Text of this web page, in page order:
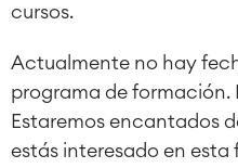
cursos.
Actualmente no hay
programa de formación.
Estaremos encantados
estás interesado en